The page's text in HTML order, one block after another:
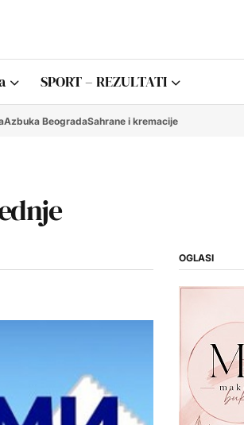
SPORT – REZULTATI
Azbuka BeogradaSahrane i kremacije
OGLASI